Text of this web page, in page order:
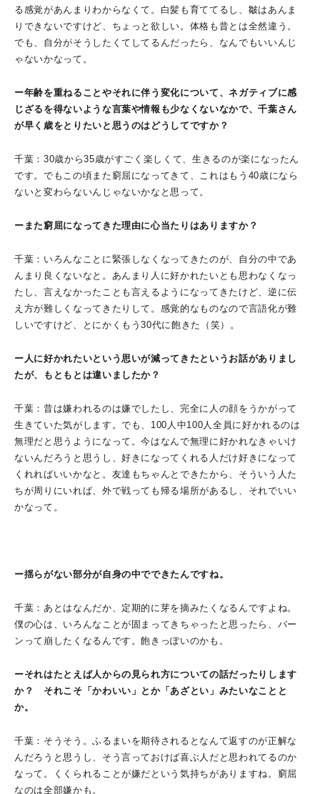
る感覚があんまりわからなくて。白髪も育ててるし、皺はあんま
りできないですけど、ちょっと欲しい。体格も昔とは全然違う。
でも、自分がそうしたくてしてるんだったら、なんでもいいんじ
ゃないかなって。
ー年齢を重ねることやそれに伴う変化について、ネガティブに感
じざるを得ないような言葉や情報も少なくないなかで、千葉さん
が早く歳をとりたいと思うのはどうしてですか？
千葉：30歳から35歳がすごく楽しくて、生きるのが楽になったん
です。でもこの頃また窮屈になってきて、これはもう40歳になら
ないと変わらないんじゃないかなと思って。
ーまた窮屈になってきた理由に心当たりはありますか？
千葉：いろんなことに緊張しなくなってきたのが、自分の中であ
んまり良くないなと。あんまり人に好かれたいとも思わなくなっ
たし、言えなかったことも言えるようになってきたけど、逆に伝
え方が難しくなってきたりして。感覚的なものなので言語化が難
しいですけど、とにかくもう30代に飽きた（笑）。
ー人に好かれたいという思いが減ってきたというお話がありまし
たが、もともとは違いましたか？
千葉：昔は嫌われるのは嫌でしたし、完全に人の顔をうかがって
生きていた気がします。でも、100人中100人全員に好かれるのは
無理だと思うようになって。今はなんで無理に好かれなきゃいけ
ないんだろうと思うし、好きになってくれる人だけ好きになって
くれればいいかなと。友達もちゃんとできたから、そういう人た
ちが周りにいれば、外で戦っても帰る場所があるし、それでいい
かなって。
ー揺らがない部分が自身の中でできたんですね。
千葉：あとはなんだか、定期的に芽を摘みたくなるんですよね。
僕の心は、いろんなことが固まってきちゃったと思ったら、バー
ンって崩したくなるんです。飽きっぽいのかも。
ーそれはたとえば人からの見られ方についての話だったりします
か？ それこそ「かわいい」とか「あざとい」みたいなことと
か。
千葉：そうそう。ふるまいを期待されるとなんて返すのが正解な
んだろうと思うし、そう言っておけば喜ぶ人だと思われてるのか
なって。くくられることが嫌だという気持ちがありますね。窮屈
なのは全部嫌かも。